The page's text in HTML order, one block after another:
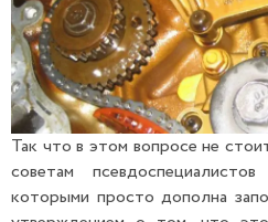
Так что в этом вопросе не
советам
которыми просто дополна